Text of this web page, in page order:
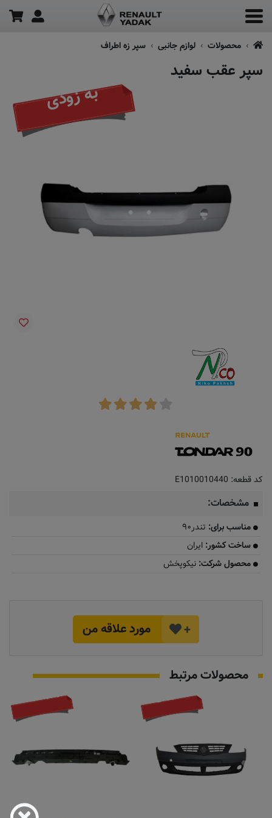
محصولات لوازم جانبی سپر زه اطراف
سپر عقب سفید
به زودی
کد قطعه: E1010010440
مشخصات:
مناسب برای: تندر۹۰
ساخت کشور: ایران
محصول شرکت: نیکوپخش
+ مورد علاقه من
محصولات مرتبط
به زودی موجود نیست